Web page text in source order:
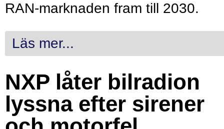
RAN-marknaden fram till 2030.
Läs mer...
NXP låter bilradion
lyssna efter sirener